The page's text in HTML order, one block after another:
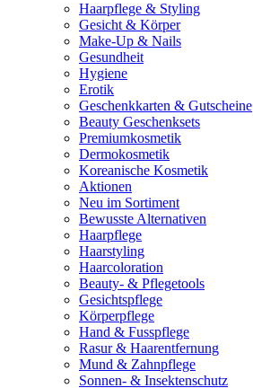
Haarpflege & Styling
Gesicht & Körper
Make-Up & Nails
Gesundheit
Hygiene
Erotik
Geschenkkarten & Gutscheine
Beauty Geschenksets
Premiumkosmetik
Dermokosmetik
Koreanische Kosmetik
Aktionen
Neu im Sortiment
Bewusste Alternativen
Haarpflege
Haarstyling
Haarcoloration
Beauty- & Pflegetools
Gesichtspflege
Körperpflege
Hand & Fusspflege
Rasur & Haarentfernung
Mund & Zahnpflege
Sonnen- & Insektenschutz